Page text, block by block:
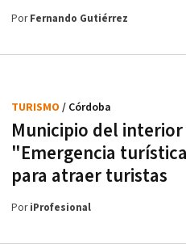
PorFernando Gutiérrez
Municipio del
"Emergencia
para atraer turistas
TURISMO / Córdoba
PoriProfesional